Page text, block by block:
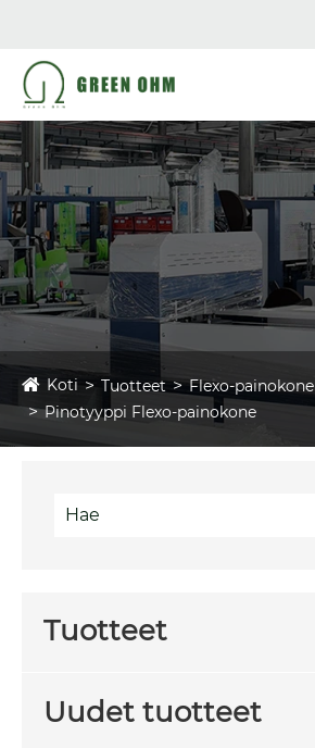
Koti Tuotteet
Flexo-painokone
Pinotyyppi Flexo-painokone
Tuotteet
Uudet tuotteet